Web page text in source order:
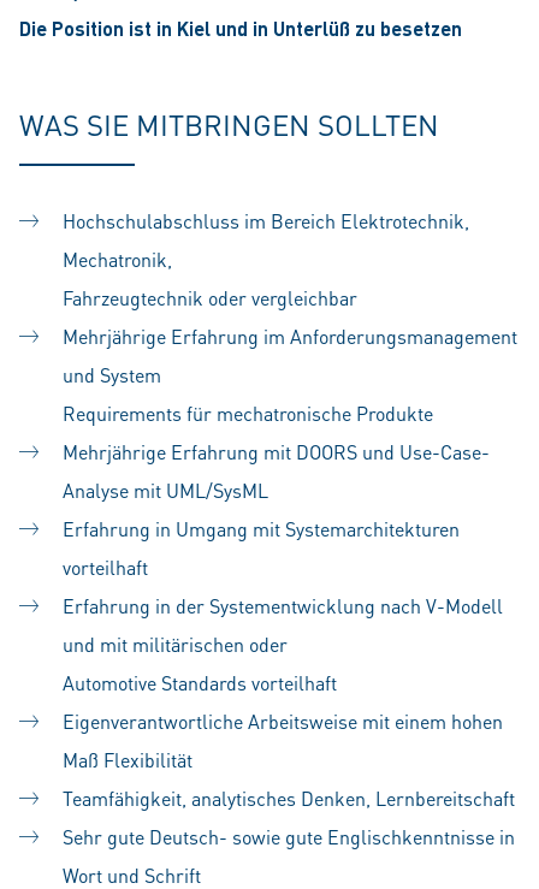
Die Position ist in Kiel und in Unterlüß zu besetzen
WAS SIE MITBRINGEN SOLLTEN
Hochschulabschluss im Bereich Elektrotechnik,
Mechatronik,
Fahrzeugtechnik oder vergleichbar
Mehrjährige Erfahrung im Anforderungsmanagement
und System
Requirements für mechatronische Produkte
Mehrjährige Erfahrung mit DOORS und Use-Case-
Analyse mit UML/SysML
Erfahrung in Umgang mit Systemarchitekturen
vorteilhaft
Erfahrung in der Systementwicklung nach V-Modell
und mit militärischen oder
Automotive Standards vorteilhaft
Eigenverantwortliche Arbeitsweise mit einem hohen
Maß Flexibilität
Teamfähigkeit, analytisches Denken, Lernbereitschaft
Sehr gute Deutsch- sowie gute Englischkenntnisse in
Wort und Schrift